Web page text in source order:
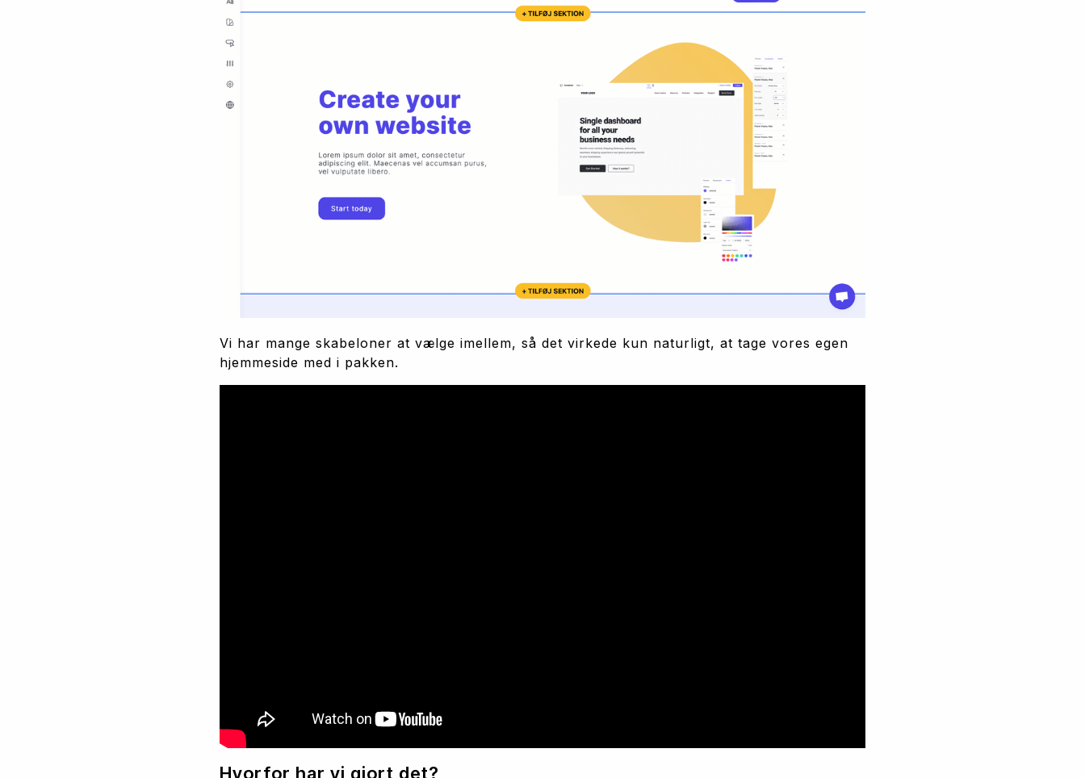
Vi har mange skabeloner at vælge imellem, så det virkede kun naturligt, at tage vores egen
hjemmeside med i pakken.
Hvorfor har vi gjort det?